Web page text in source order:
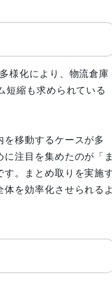
様化により、物流倉庫
短縮も求められている
移動するケースが多
注目を集めたのが「ま
。まとめ取りを実施
を効率化させられるよ